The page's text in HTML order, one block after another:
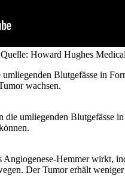
Howard Hughes
Blutgefässe in
wachsen.
die umliegenden
Hemmer wirkt,
Der Tumor erhält